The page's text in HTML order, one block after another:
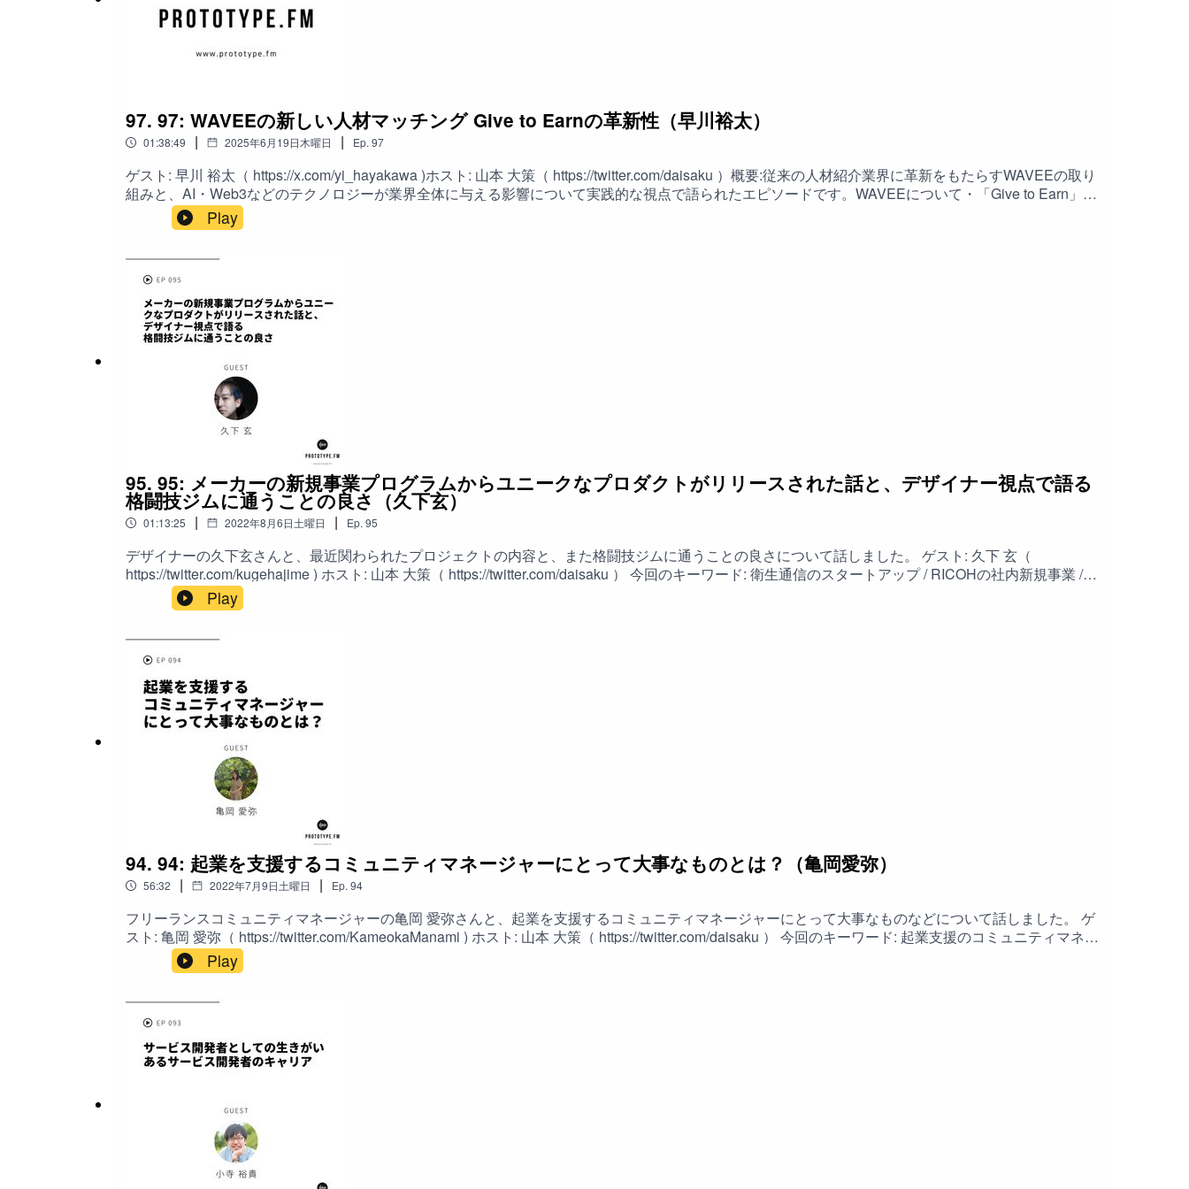
00:00 ポッドキャストの紹介とゲストの紹介
01:51 オープンワークの概要と大澤さんの経歴
07:01 キャリアに関する悩みとオープンな相談の重要性
10:23 自己開示の重要性と大澤さんの取り組み
12:03 社内コミュニケーションの重要性
15:23 フィードバックを受け入れる姿勢
17:59 新サービスの立ち上げの難しさ
21:33 OpenWorkキャリアの今後の展望
25:33 日本におけるキャリア形成の変化
28:59 働き方の変革と個人のキャリアの重要性
33:27 働くことの意味と楽しさ
37:20 年齢とキャリアの関係
40:07 精神年齢と好奇心
43:26 不自由から自由への道
45:41 オープンワークの未来
https://www.openwork.jp
OpenWorkキャリア
https://career.openwork.jp
このポッドキャストへのお問い合わせ、ご感想、ご質問、ご要望は公式サイト( www.prototype.fm )内の、お問い合わせからメッセージしてください。
Twitterの場合は #prototypefm をつけてツイートしてください。
iTunesStoreでのレビューもお願いします。
97. 97: WAVEEの新しい人材マッチング Give to Earnの革新性（早川裕太）
01:38:49 | 2025年6月19日木曜日 | Ep. 97
ゲスト: 早川 裕太（ https://x.com/yi_hayakawa )ホスト: 山本 大策（ https://twitter.com/daisaku ）概要:従来の人材紹介業界に革新をもたらすWAVEEの取り
組みと、AI・Web3などのテクノロジーが業界全体に与える影響について実践的な視点で語られたエピソードです。WAVEEについて・「Give to Earn」コ
ンセプトによる人材マッチング・ブロックチェーン技術を活用した報酬分配システム・「人材NFT」による市場の流動性向上技術トレンド・NFT市場の
現状とWeb3の未来展望・AIとブロックチェーンの融合可能性・スマートコントラクトによる自動化・AIを活用した金融革新と企業文化分析今後の展望・
15:54 転職とマッチング報酬の仕組み19:03 マッチング報酬の永続性とその影響19:41 Give to Earnの概念とその拡張21:40 報酬の階層構造とその仕組み
22:34 ネットワークビジネスとの違い27:53 ブロックチェーンの必要性とその利点29:57 人材NFTの価値と取引の仕組み33:45 Web3とNFTの意義34:16 流
動性の拡大とその影響35:15 マッチング報酬とドーパミン報酬38:27 ブロックチェーンの重要性40:16 人材NFTの証明とその仕組み41:45 NFT市場の現状
と未来43:52 NFTの価値とコミュニティの関係46:32 明確な価値のあるNFTの重要性49:05 Web3の現状と投資家の反応51:23 Web3のビジネスモデルと持
続可能性52:50 ビットコインとその価格動向54:16 Web3とAIの融合の可能性59:43 AIの活用とWeb3の未来01:06:27 AIと金融の未来01:09:17 AIを活用した
人材マッチング01:13:19 AIの技術とその応用01:18:25 Web3とAIの融合01:24:43 コミュニティの重要性と未来01:25:00 Web3とコミュニティの相性
01:28:43 DAOの新しい運営モデル01:30:56 DAOの実例と課題01:36:09 WAVEEの今後の展開参考:WAVEEhttps://wavee.world/このポッドキャストへのお問
い合わせ、ご感想、ご質問、ご要望は公式サイト( www.prototype.fm )内の、お問い合わせからメッセージしてください。Twitterの場合は #prototypefm を
つけてツイートしてください。iTunesStoreでのレビューもお願いします。
Play
95. 95: メーカーの新規事業プログラムからユニークなプロダクトがリリースされた話と、デザイナー視点で語る
格闘技ジムに通うことの良さ（久下玄）
01:13:25 | 2022年8月6日土曜日 | Ep. 95
デザイナーの久下玄さんと、最近関わられたプロジェクトの内容と、また格闘技ジムに通うことの良さについて話しました。 ゲスト: 久下 玄（
https://twitter.com/kugehajime ) ホスト: 山本 大策（ https://twitter.com/daisaku ） 今回のキーワード: 衛生通信のスタートアップ / RICOHの社内新規事業 /
水中カメラの自由度を上げるSTAYTHEE(ステイシー) / 50代〜60代のメンバーのチーム / toB寄りのアイデアをピボット / メーカーのエンジニアがチーム
を作りプロダクトをリリースすることは珍しい / 自分の得意分野を持っている人は面白い / UIを良い感じにしてほしいという依頼 / 大きい予算があっても
格闘技に活きる / 改善が好きな人は格闘技にハマる / 健康であることの嬉しさ 参考: STAYTHEE(ステイシー) https://staythee.ricoh 2022/08/24(水) 19:30 〜
21:30 【Web2/Web3】サービス・プロダクトのデザインにおいて変わるもの・変わらないもの https://buildweekend.connpass.com/event/256316/ このポ
ッドキャストへのお問い合わせ、ご感想、ご質問、ご要望は公式サイト( www.prototype.fm )内の、お問い合わせからメッセージしてください。 Twitterの
Play
94. 94: 起業を支援するコミュニティマネージャーにとって大事なものとは？（亀岡愛弥）
56:32 | 2022年7月9日土曜日 | Ep. 94
フリーランスコミュニティマネージャーの亀岡 愛弥さんと、起業を支援するコミュニティマネージャーにとって大事なものなどについて話しました。 ゲ
スト: 亀岡 愛弥（ https://twitter.com/KameokaManami ) ホスト: 山本 大策（ https://twitter.com/daisaku ） 今回のキーワード: 起業支援のコミュニティマネー
ジャーとして6年目、フリーランスとしては5年目 / 起業家を応援したい / コミュニティマネージャーという募集ではなかった / コーディネーターとの違い
/ コミュニティマネージャーの場合、マッチング数がKPIではない / Z世代向けコミュニティ / コミュニティのコンセプト / IVSの事例 / 面白いことから小さ
これから / コミュニティの種は社内にある / 自分にあったコミュニティを探し、つながる力 / 読む→書く→参加する / コミュニティマネージャーの収入 /
30歳前後で辞めていく人が多い / どの業界でコミュニティマネージャーをやるかが重要 / 建設業スタートアップ・コミュニティマネージャーに興味のある
人を募集 このポッドキャストへのお問い合わせ、ご感想、ご質問、ご要望は公式サイト( www.prototype.fm )内の、お問い合わせからメッセージしてくだ
Play